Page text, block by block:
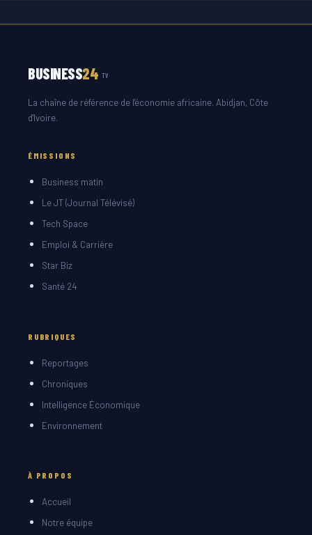
BUSINESS24 TV
La chaîne de référence de l'économie africaine. Abidjan, Côte
d'Ivoire.
ÉMISSIONS
Business matin
Le JT (Journal Télévisé)
Tech Space
Emploi & Carrière
Star Biz
Santé 24
RUBRIQUES
Reportages
Chroniques
Intelligence Économique
Environnement
À PROPOS
Accueil
Notre équipe